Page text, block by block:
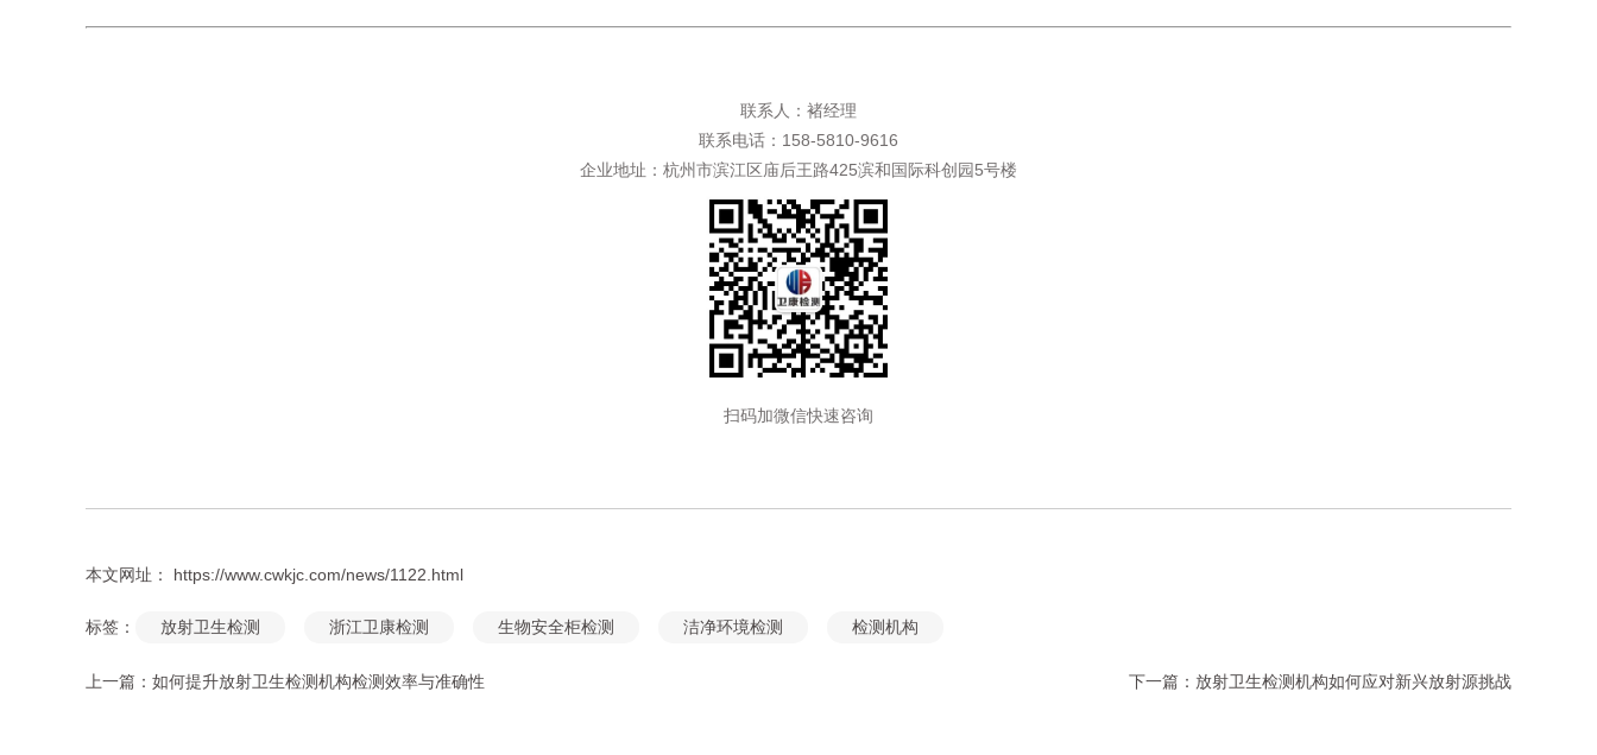
联系人：褚经理
联系电话：158-5810-9616
企业地址：杭州市滨江区庙后王路425滨和国际科创园5号楼
扫码加微信快速咨询
本文网址： https://www.cwkjc.com/news/1122.html
标签： 放射卫生检测 浙江卫康检测 生物安全柜检测 洁净环境检测 检测机构
上一篇： 如何提升放射卫生检测机构检测效率与准确性 下一篇： 放射卫生检测机构如何应对新兴放射源挑战